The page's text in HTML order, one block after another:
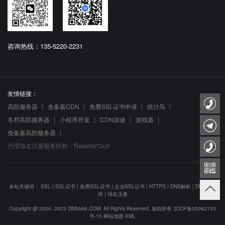
咨询热线：135-5220-2231
友情链接：
高防服务器
免备案CDN 免费SSL证书申请
统计鸟
冬邦高防服务器
小程序开发 CDN加速
游戏盾
免备案高防服务器
代理域名注册服务机构：ResellerClub
本站关键词： SSL | SSL证书 | 免费SSL证书 | 企业SSL证书 | HTTPS | DNS解析 | DNS防劫
持| 域名注册
Copyright @ 2004- 2023 DNS666.COM. All Rights Reserved. 版权所有 京ICP备05062133
号-15 网站地图 XML